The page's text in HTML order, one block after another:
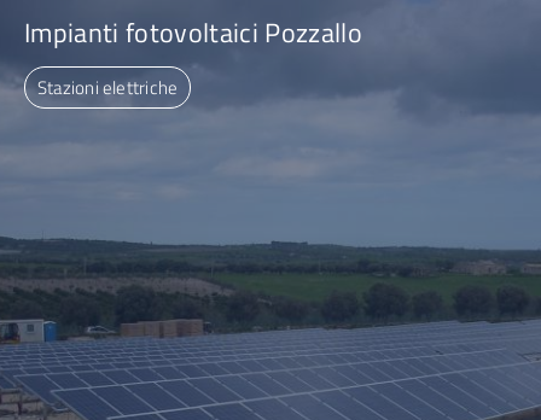
Impianti fotovoltaici Pozzallo
Stazioni elettriche